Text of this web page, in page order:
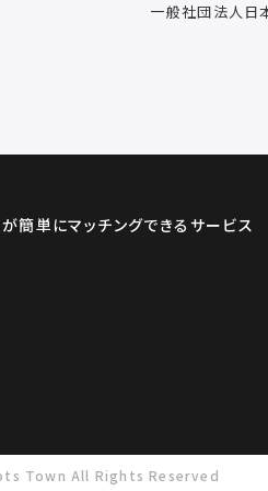
一般社団法人日
簡単にマッチングできるサービス
Town All Rights Reserved